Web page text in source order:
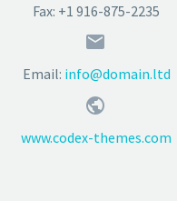
Fax: +1 916-875-2235


Email: info@domain.ltd


www.codex-themes.com